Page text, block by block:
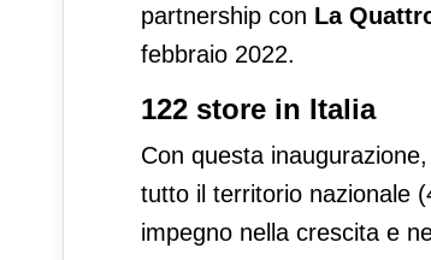
partnership con La
febbraio 2022.
122 store in Italia
Con questa
tutto il territorio nazionale
impegno nella crescita e